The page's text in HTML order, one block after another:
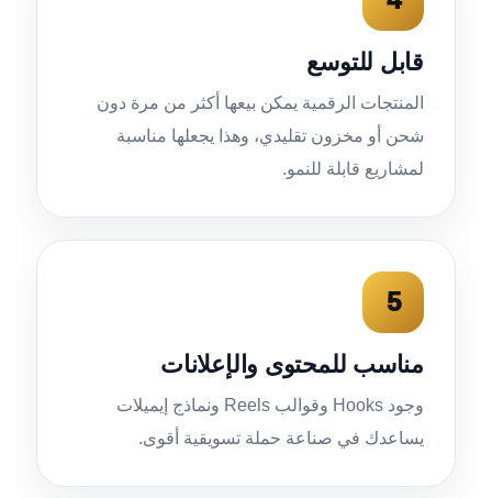
قابل للتوسع
المنتجات الرقمية يمكن بيعها أكثر من مرة دون
شحن أو مخزون تقليدي، وهذا يجعلها مناسبة
لمشاريع قابلة للنمو.
5
مناسب للمحتوى والإعلانات
وجود Hooks وقوالب Reels ونماذج إيميلات
يساعدك في صناعة حملة تسويقية أقوى.